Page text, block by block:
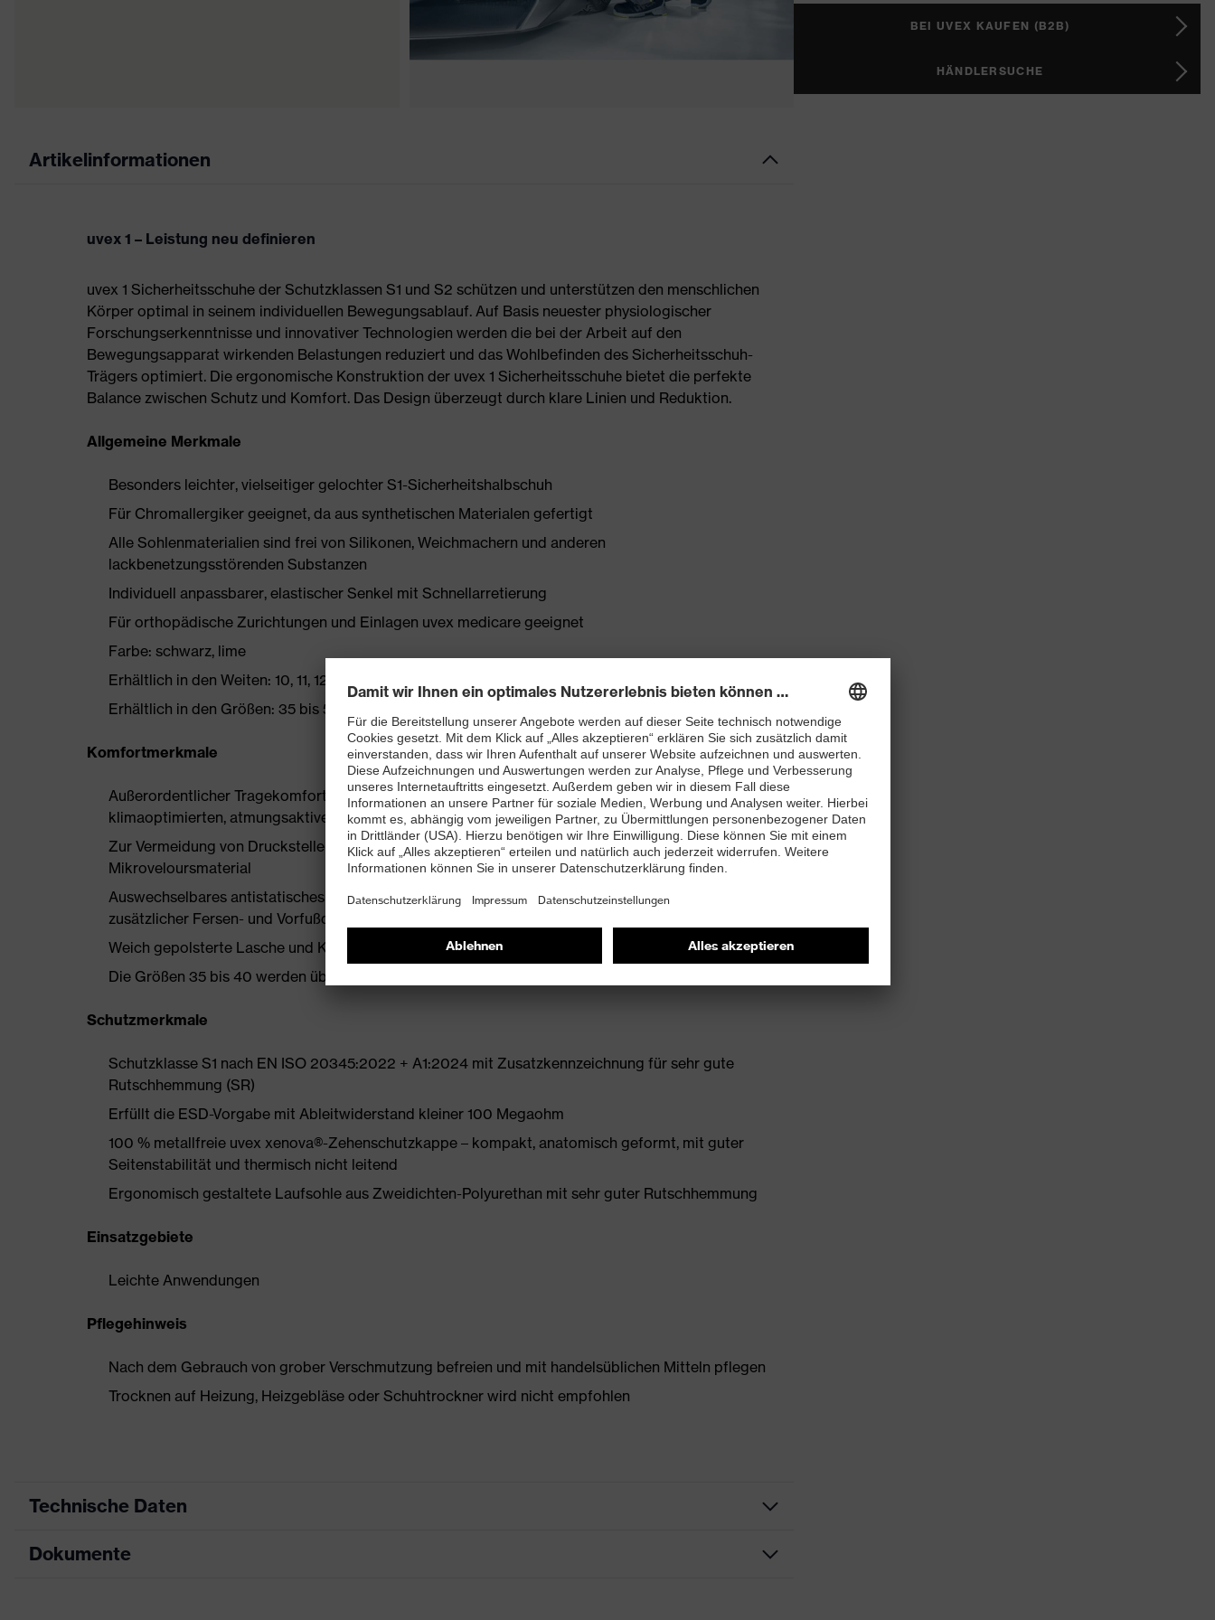
Artikelinformationen
uvex 1 – Leistung neu definieren
uvex 1 Sicherheitsschuhe der Schutzklassen S1 und S2 schützen und unterstützen den menschlichen
Körper optimal in seinem individuellen Bewegungsablauf. Auf Basis neuester physiologischer
Forschungserkenntnisse und innovativer Technologien werden die bei der Arbeit auf den
Bewegungsapparat wirkenden Belastungen reduziert und das Wohlbefinden des Sicherheitsschuh-
Trägers optimiert. Die ergonomische Konstruktion der uvex 1 Sicherheitsschuhe bietet die perfekte
Balance zwischen Schutz und Komfort. Das Design überzeugt durch klare Linien und Reduktion.
Allgemeine Merkmale
Besonders leichter, vielseitiger gelochter S1-Sicherheitshalbschuh
Für Chromallergiker geeignet, da aus synthetischen Materialen gefertigt
Alle Sohlenmaterialien sind frei von Silikonen, Weichmachern und anderen
lackbenetzungsstörenden Substanzen
Individuell anpassbarer, elastischer Senkel mit Schnellarretierung
Für orthopädische Zurichtungen und Einlagen uvex medicare geeignet
Farbe: schwarz, lime
Erhältlich in den Weiten: 10, 11, 12, 14
Erhältlich in den Größen: 35 bis 52
Komfortmerkmale
Außerordentlicher Tragekomfort, zu dem ein neu entwickelter Leisten ebenso beiträgt wie die
klimaoptimierten, atmungsaktiven, perforierten Materialien
Zur Vermeidung von Druckstellen nahezu nahtfreie Schaftkonstruktion aus Hightech-
Mikroveloursmaterial
Auswechselbares antistatisches Komfortfußbett mit Feuchtigkeitstransportsystem und
zusätzlicher Fersen- und Vorfußdämpfung
Weich gepolsterte Lasche und Kragen
Die Größen 35 bis 40 werden über einen Damenleisten hergestellt
Schutzmerkmale
Schutzklasse S1 nach EN ISO 20345:2022 + A1:2024 mit Zusatzkennzeichnung für sehr gute
Rutschhemmung (SR)
Erfüllt die ESD-Vorgabe mit Ableitwiderstand kleiner 100 Megaohm
100 % metallfreie uvex xenova®-Zehenschutzkappe – kompakt, anatomisch geformt, mit guter
Seitenstabilität und thermisch nicht leitend
Ergonomisch gestaltete Laufsohle aus Zweidichten-Polyurethan mit sehr guter Rutschhemmung
Einsatzgebiete
Leichte Anwendungen
Pflegehinweis
Nach dem Gebrauch von grober Verschmutzung befreien und mit handelsüblichen Mitteln pflegen
Trocknen auf Heizung, Heizgebläse oder Schuhtrockner wird nicht empfohlen
Technische Daten
Produktart
Dokumente
BEI UVEX KAUFEN (B2B)
HÄNDLERSUCHE